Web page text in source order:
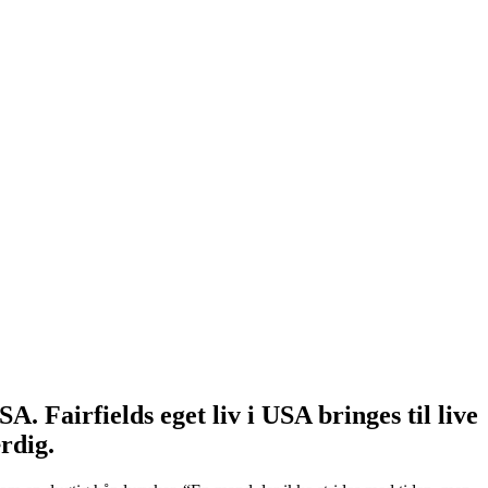
Fairfields eget liv i USA bringes til live